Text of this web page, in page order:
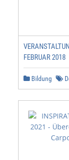
FEBRUAR 2018
Bildung